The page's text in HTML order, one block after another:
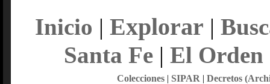
Inicio | Explorar |
Santa Fe| El Orden
Colecciones| SIPAR | Decretos